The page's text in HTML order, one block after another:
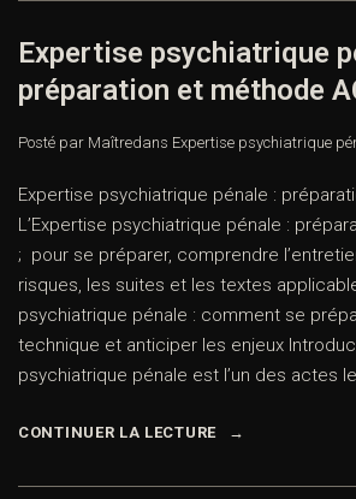
Expertise psychiatrique
préparation et méthode
Posté par Maîtredans Expertise psychiatrique
Expertise psychiatrique pénale :
L’Expertise psychiatrique pénale :
; pour se préparer, comprendre
risques, les suites et les textes
psychiatrique pénale : comment se
technique et anticiper les enjeux
psychiatrique pénale est l’un des actes
CONTINUER LA LECTURE